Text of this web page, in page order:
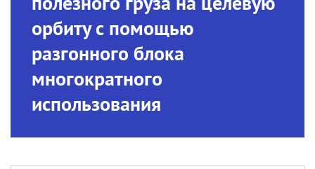
орбиту с помощью
разгонного блока
многократного
использования